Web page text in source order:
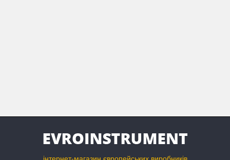
інтернет-магазин європейських виробників